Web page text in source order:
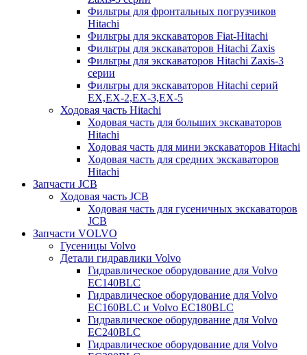
Фильтры для фронтальных погрузчиков
Hitachi
Фильтры для экскаваторов Fiat-Hitachi
Фильтры для экскаваторов Hitachi Zaxis
Фильтры для экскаваторов Hitachi Zaxis-3
серии
Фильтры для экскаваторов Hitachi серий
EX,EX-2,EX-3,EX-5
Ходовая часть Hitachi
Ходовая часть для больших экскаваторов
Hitachi
Ходовая часть для мини экскаваторов Hitachi
Ходовая часть для средних экскаваторов
Hitachi
Запчасти JCB
Ходовая часть JCB
Ходовая часть для гусеничных экскаваторов
JCB
Запчасти VOLVO
Гусеницы Volvo
Детали гидравлики Volvo
Гидравлическое оборудование для Volvo
EC140BLC
Гидравлическое оборудование для Volvo
EC160BLC и Volvo EC180BLC
Гидравлическое оборудование для Volvo
EC240BLC
Гидравлическое оборудование для Volvo